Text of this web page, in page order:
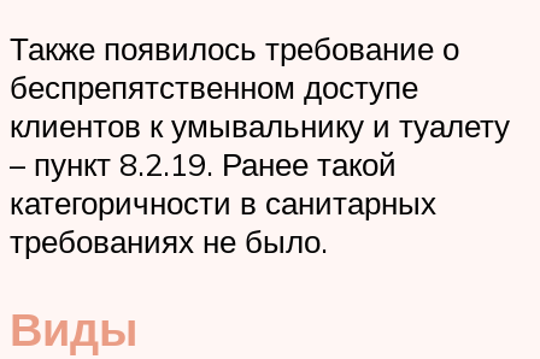
Также появилось требование о
беспрепятственном доступе
клиентов к умывальнику и туалету
– пункт 8.2.19. Ранее такой
категоричности в санитарных
требованиях не было.
Виды